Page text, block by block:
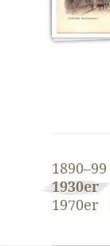
1890–99
1930er
1970er